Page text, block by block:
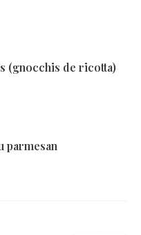
(gnocchis de ricotta)
parmesan